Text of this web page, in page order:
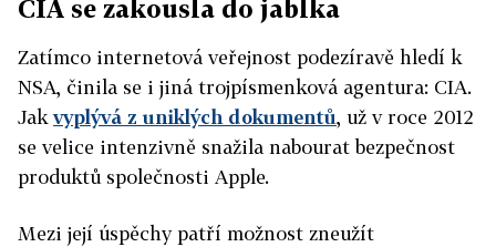
CIA se zakousla do jablka
Zatímco internetová veřejnost podezíravě hledí k
NSA, činila se i jiná trojpísmenková agentura: CIA.
Jakvyplývá z uniklých dokumentů, už v roce 2012
se velice intenzivně snažila nabourat bezpečnost
produktů společnosti Apple.
Mezi její úspěchy patří možnost zneužít